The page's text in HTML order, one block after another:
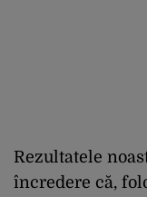
Rezultatele
încredere că,